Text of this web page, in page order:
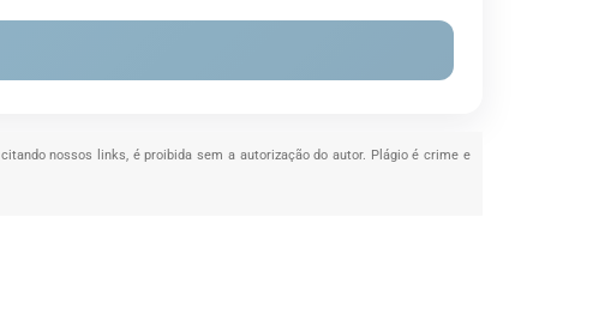
nossos links, é proibida sem a autorização do autor. Plágio é crime e